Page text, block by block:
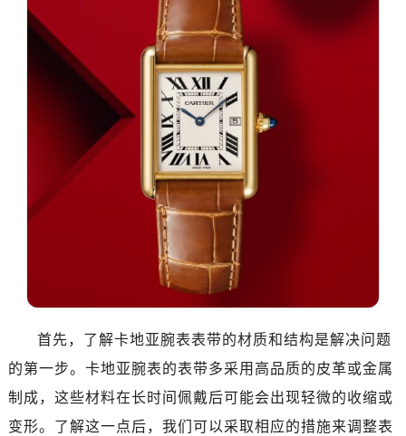
首先，了解卡地亚腕表表带的材质和结构是解决问题
的第一步。卡地亚腕表的表带多采用高品质的皮革或金属
制成，这些材料在长时间佩戴后可能会出现轻微的收缩或
变形。了解这一点后，我们可以采取相应的措施来调整表